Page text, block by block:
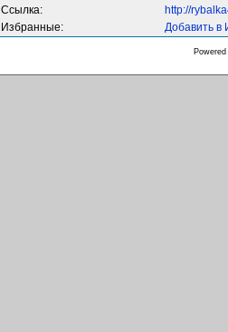
Ссылка:
http://
Избранные:
Добавить в